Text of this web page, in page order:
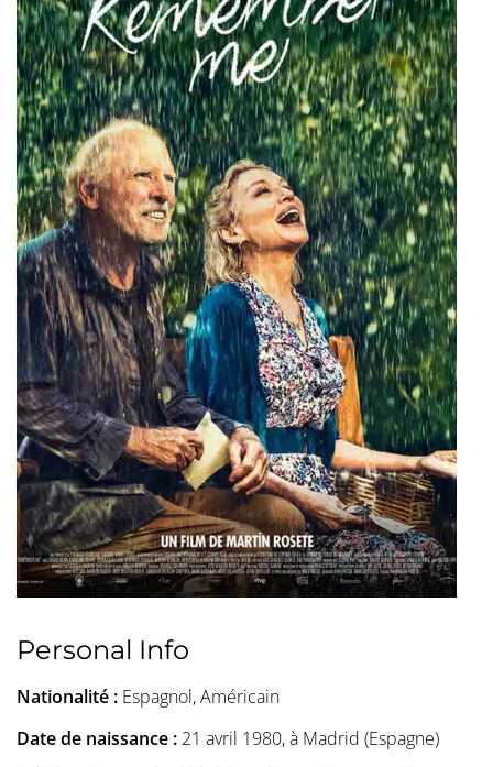
Personal Info
Nationalité : Espagnol, Américain
Date de naissance : 21 avril 1980, à Madrid (Espagne)